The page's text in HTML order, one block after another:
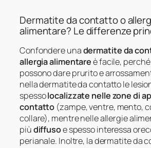
Dermatite da contatto o
alimentare? Le differenze
Confondere unadermatite da
allergia alimentareè facile,
possono dare prurito e
nella dermatite da contatto le
spessolocalizzate nelle zone di
contatto (zampe, ventre, mento,
collare), mentre nelle allergie
piùdiffusoe spesso interessa
perianale. Inoltre, la dermatite da